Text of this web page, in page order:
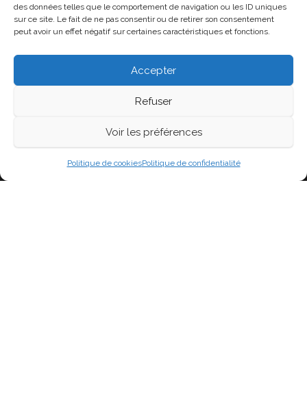
des données telles que le comportement de navigation ou les ID uniques
sur ce site. Le fait de ne pas consentir ou de retirer son consentement
peut avoir un effet négatif sur certaines caractéristiques et fonctions.
Accepter
Refuser
Voir les préférences
Politique de cookiesPolitique de confidentialité
Connexion
Flux des publications
Flux des commentaires
Fièrement propulsé parWordPress
Blog